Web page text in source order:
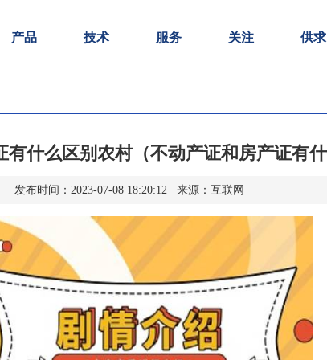
产品 技术 服务 关注 供求
什么区别农村（不动产证和房产证有什
发布时间：2023-07-08 18:20:12 来源：互联网